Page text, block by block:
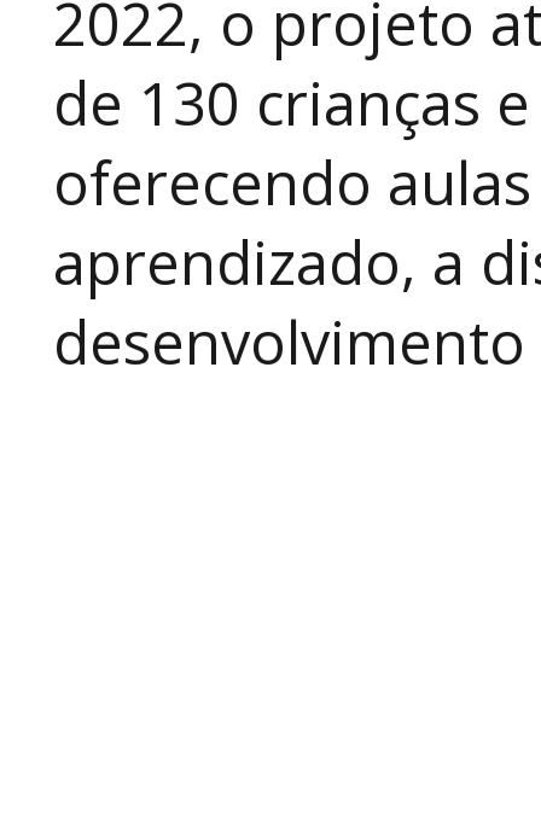
2022, o projeto
de 130 crianças
oferecendo
aprendizado, a